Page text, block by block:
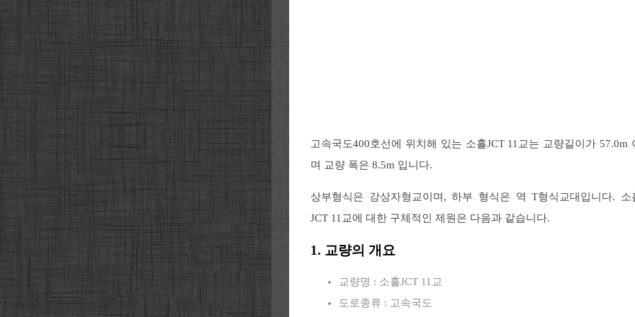
고속국도400호선에 위치해 있는 소흘JCT 11교는 교량길이가 57.0m
며 교량 폭은 8.5m 입니다.
상부형식은 강상자형교이며, 하부 형식은 역 T형식교대입니다. 소
JCT 11교에 대한 구체적인 제원은 다음과 같습니다.
1. 교량의 개요
교량명 : 소흘JCT 11교
도로종류 : 고속국도